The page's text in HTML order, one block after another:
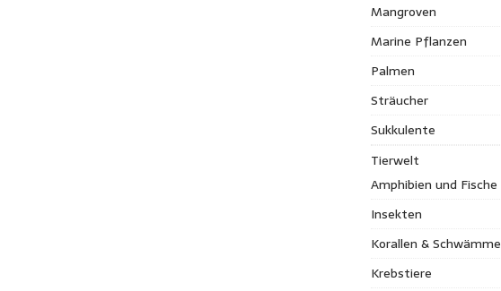
Mangroven
Marine Pflanzen
Palmen
Sträucher
Sukkulente
Tierwelt
Amphibien und Fische
Insekten
Korallen & Schwämme
Krebstiere